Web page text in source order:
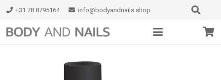
+31 78 8795164 info@bodyandnails.shop